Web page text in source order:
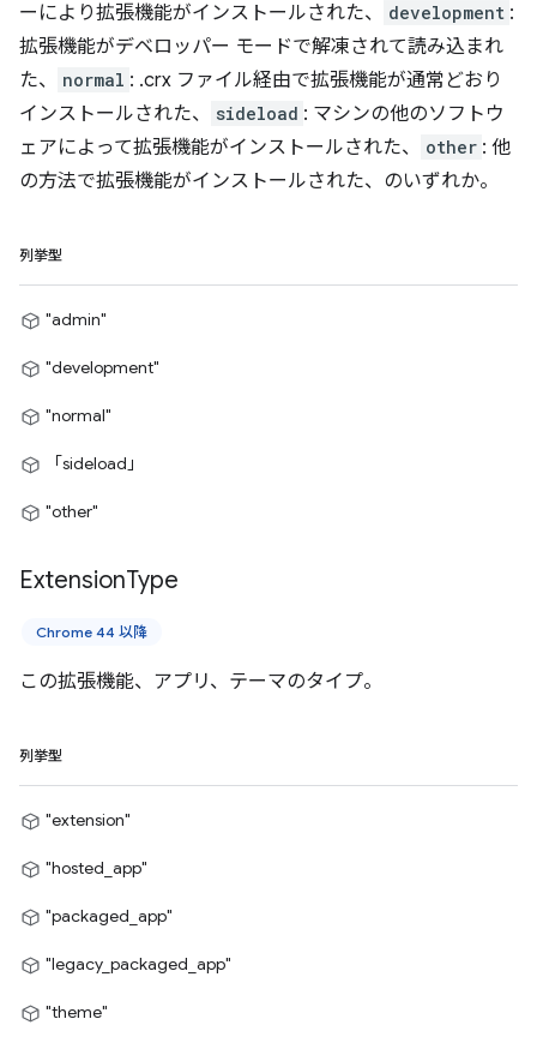
ーにより拡張機能がインストールされた、
development :
拡張機能がデベロッパー モードで解凍されて読み込まれ
た、
normal : .crx ファイル経由で拡張機能が通常どおり
インストールされた、
sideload : マシンの他のソフトウ
ェアによって拡張機能がインストールされた、
other : 他
の方法で拡張機能がインストールされた、のいずれか。
列挙型
"admin"
"development"
"normal"
「sideload」
"other"
ExtensionType
Chrome 44 以降
この拡張機能、アプリ、テーマのタイプ。
列挙型
"extension"
"hosted_app"
"packaged_app"
"legacy_packaged_app"
"theme"